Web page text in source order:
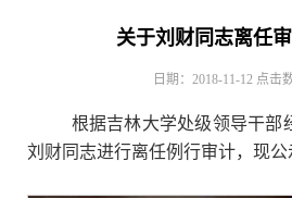
关于刘财同志离任
日期：2018-11-12 点击数
根据吉林大学处级领导干部
刘财同志进行离任例行审计，现公